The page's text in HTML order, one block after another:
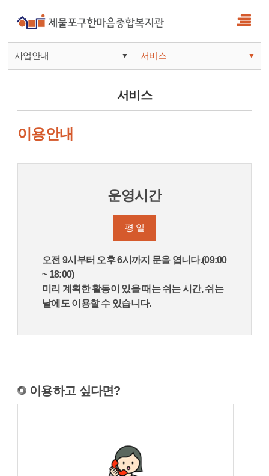
사업안내 ▼
기관안내
서비스 ▼
서비스
서비스
이용안내
운영시간
평 일
오전 9시부터 오후 6시까지 문을 엽니다.(09:00
~ 18:00)
미리 계획한 활동이 있을 때는 쉬는 시간, 쉬는
날에도 이용할 수 있습니다.
이용하고 싶다면?